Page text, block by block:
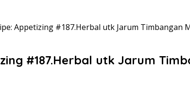
Appetizing #187.Herbal utk Jarum Timbangan
#187.Herbal utk Jarum